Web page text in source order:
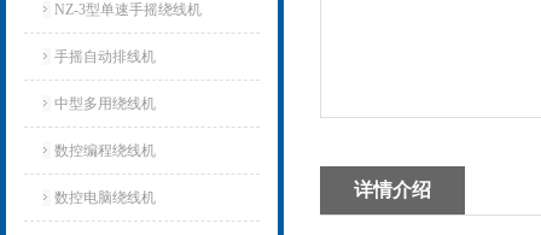
NZ-3型单速手摇绕线机
手摇自动排线机
中型多用绕线机
数控编程绕线机
数控电脑绕线机 详情介绍